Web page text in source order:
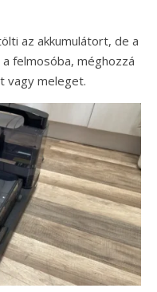
az akkumulátort, de a
felmosóba, méghozzá
vagy meleget.